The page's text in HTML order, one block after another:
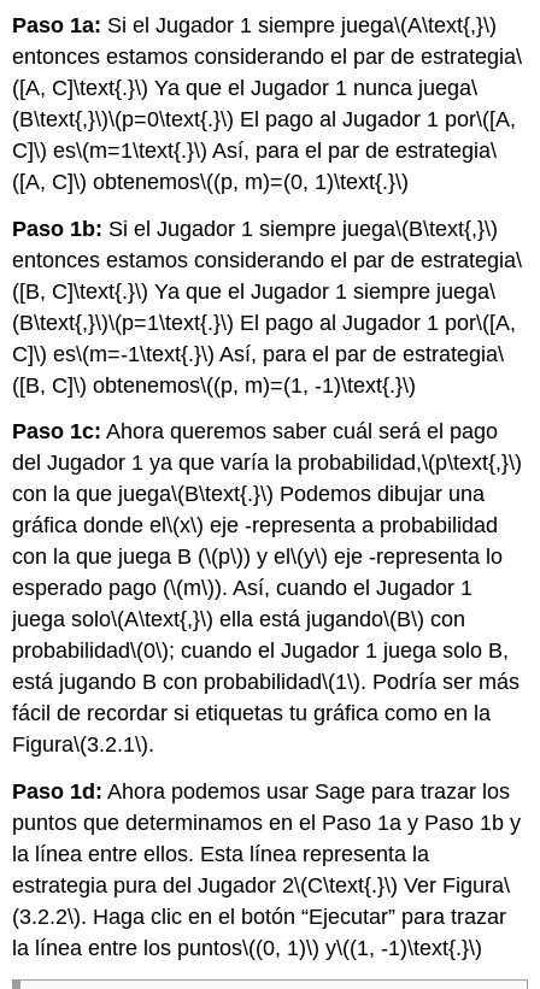
Paso 1a: Si el Jugador 1 siempre juega\(A\text{,}\)
entonces estamos considerando el par de estrategia\
([A, C]\text{.}\) Ya que el Jugador 1 nunca juega\
(B\text{,}\)\(p=0\text{.}\) El pago al Jugador 1 por\([A,
C]\) es\(m=1\text{.}\) Así, para el par de estrategia\
([A, C]\) obtenemos\((p, m)=(0, 1)\text{.}\)
Paso 1b: Si el Jugador 1 siempre juega\(B\text{,}\)
entonces estamos considerando el par de estrategia\
([B, C]\text{.}\) Ya que el Jugador 1 siempre juega\
(B\text{,}\)\(p=1\text{.}\) El pago al Jugador 1 por\([A,
C]\) es\(m=-1\text{.}\) Así, para el par de estrategia\
([B, C]\) obtenemos\((p, m)=(1, -1)\text{.}\)
Paso 1c: Ahora queremos saber cuál será el pago
del Jugador 1 ya que varía la probabilidad,\(p\text{,}\)
con la que juega\(B\text{.}\) Podemos dibujar una
gráfica donde el\(x\) eje -representa a probabilidad
con la que juega B (\(p\)) y el\(y\) eje -representa lo
esperado pago (\(m\)). Así, cuando el Jugador 1
juega solo\(A\text{,}\) ella está jugando\(B\) con
probabilidad\(0\); cuando el Jugador 1 juega solo B,
está jugando B con probabilidad\(1\). Podría ser más
fácil de recordar si etiquetas tu gráfica como en la
Figura\(3.2.1\).
Paso 1d: Ahora podemos usar Sage para trazar los
puntos que determinamos en el Paso 1a y Paso 1b y
la línea entre ellos. Esta línea representa la
estrategia pura del Jugador 2\(C\text{.}\) Ver Figura\
(3.2.2\). Haga clic en el botón “Ejecutar” para trazar
la línea entre los puntos\((0, 1)\) y\((1, -1)\text{.}\)